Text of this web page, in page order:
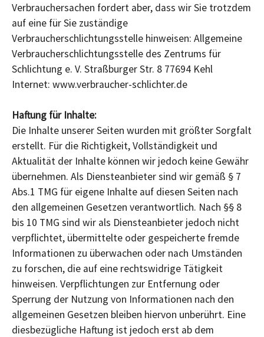
Verbrauchersachen fordert aber, dass wir Sie trotzdem
auf eine für Sie zuständige
Verbraucherschlichtungsstelle hinweisen: Allgemeine
Verbraucherschlichtungsstelle des Zentrums für
Schlichtung e. V. Straßburger Str. 8 77694 Kehl
Internet: www.verbraucher-schlichter.de
Haftung für Inhalte:
Die Inhalte unserer Seiten wurden mit größter Sorgfalt
erstellt. Für die Richtigkeit, Vollständigkeit und
Aktualität der Inhalte können wir jedoch keine Gewähr
übernehmen. Als Diensteanbieter sind wir gemäß § 7
Abs.1 TMG für eigene Inhalte auf diesen Seiten nach
den allgemeinen Gesetzen verantwortlich. Nach §§ 8
bis 10 TMG sind wir als Diensteanbieter jedoch nicht
verpflichtet, übermittelte oder gespeicherte fremde
Informationen zu überwachen oder nach Umständen
zu forschen, die auf eine rechtswidrige Tätigkeit
hinweisen. Verpflichtungen zur Entfernung oder
Sperrung der Nutzung von Informationen nach den
allgemeinen Gesetzen bleiben hiervon unberührt. Eine
diesbezügliche Haftung ist jedoch erst ab dem